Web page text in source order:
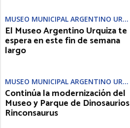
MUSEO MUNICIPAL ARGENTINO URQUIZA
El Museo Argentino Urquiza te
espera en este fin de semana
largo
MUSEO MUNICIPAL ARGENTINO URQUIZA
Continúa la modernización del
Museo y Parque de Dinosaurios
Rinconsaurus